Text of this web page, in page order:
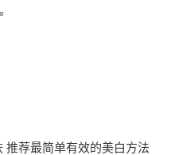
荐最简单有效的美白方法